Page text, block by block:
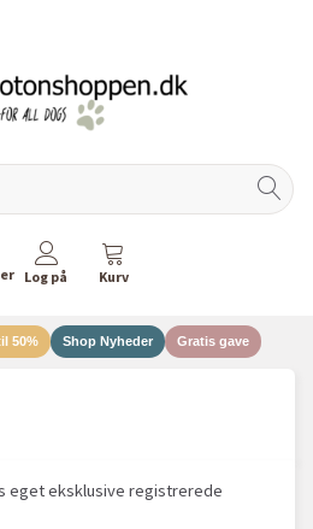
50% Shop Nyheder Gratis gave
eget eksklusive registrerede